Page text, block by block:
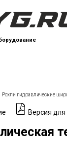
Рохли гидравлические
Версия